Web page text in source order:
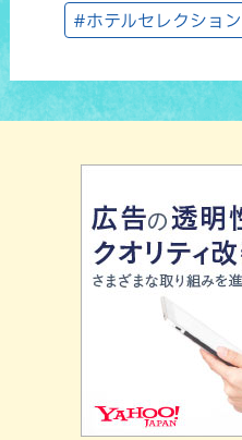
#ホテルセレクショ